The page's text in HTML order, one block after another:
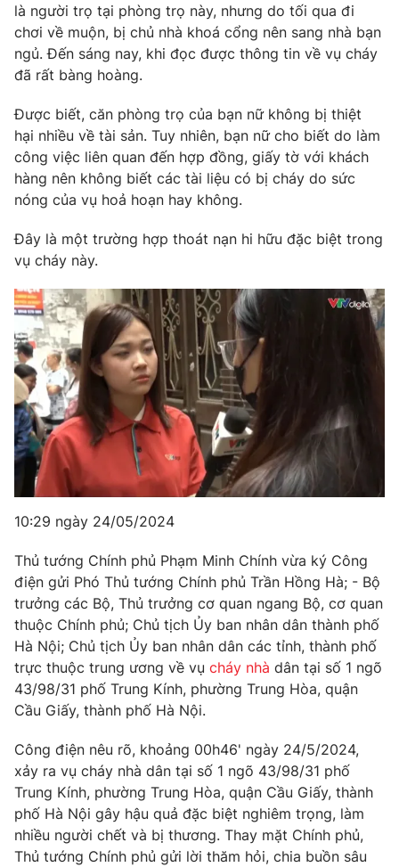
là người trọ tại phòng trọ này, nhưng do tối qua đi
chơi về muộn, bị chủ nhà khoá cổng nên sang nhà bạn
ngủ. Đến sáng nay, khi đọc được thông tin về vụ cháy
đã rất bàng hoàng.
Được biết, căn phòng trọ của bạn nữ không bị thiệt
hại nhiều về tài sản. Tuy nhiên, bạn nữ cho biết do làm
công việc liên quan đến hợp đồng, giấy tờ với khách
hàng nên không biết các tài liệu có bị cháy do sức
nóng của vụ hoả hoạn hay không.
Đây là một trường hợp thoát nạn hi hữu đặc biệt trong
vụ cháy này.
10:29 ngày 24/05/2024
Thủ tướng Chính phủ Phạm Minh Chính vừa ký Công
điện gửi Phó Thủ tướng Chính phủ Trần Hồng Hà; - Bộ
trưởng các Bộ, Thủ trưởng cơ quan ngang Bộ, cơ quan
thuộc Chính phủ; Chủ tịch Ủy ban nhân dân thành phố
Hà Nội; Chủ tịch Ủy ban nhân dân các tỉnh, thành phố
trực thuộc trung ương về vụ cháy nhà dân tại số 1 ngõ
43/98/31 phố Trung Kính, phường Trung Hòa, quận
Cầu Giấy, thành phố Hà Nội.
Công điện nêu rõ, khoảng 00h46' ngày 24/5/2024,
xảy ra vụ cháy nhà dân tại số 1 ngõ 43/98/31 phố
Trung Kính, phường Trung Hòa, quận Cầu Giấy, thành
phố Hà Nội gây hậu quả đặc biệt nghiêm trọng, làm
nhiều người chết và bị thương. Thay mặt Chính phủ,
Thủ tướng Chính phủ gửi lời thăm hỏi, chia buồn sâu